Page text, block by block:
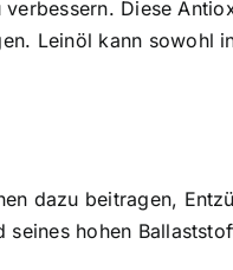
Diese
Leinöl kann sowohl
dazu beitragen,
hohen